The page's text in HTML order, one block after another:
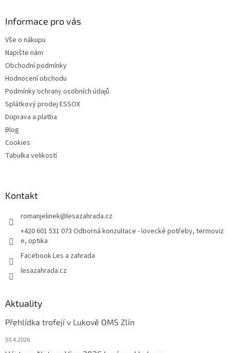
Informace pro vás
Vše o nákupu
Napište nám
Obchodní podmínky
Hodnocení obchodu
Podmínky ochrany osobních údajů
Splátkový prodej ESSOX
Doprava a platba
Blog
Cookies
Tabulka velikostí
Kontakt
romanjelinek@lesazahrada.cz
+420 601 531 073 Odborná konzultace - lovecké potřeby, termoviz
e, optika
Facebook Les a zahrada
lesazahrada.cz
Aktuality
Přehlídka trofejí v Lukově OMS Zlín
30.4.2026